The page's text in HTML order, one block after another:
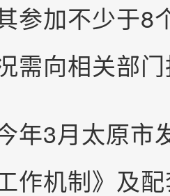
参加不少于8
需向相关部
3月太原市
作机制》及